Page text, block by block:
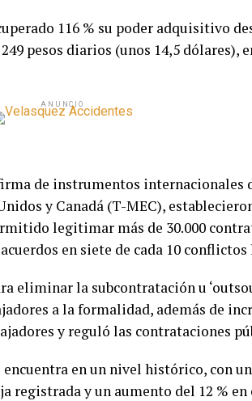
116 % su poder adquisitivo
pesos diarios (unos 14,5 dólares),
ANUNCIO
de instrumentos internacionales
y Canadá (T-MEC),
legitimar más de 30.000
en siete de cada 10 conflictos
eliminar la subcontratación u
a la formalidad, además de
y reguló las contrataciones
en un nivel histórico, con
registrada y un aumento del 12 %